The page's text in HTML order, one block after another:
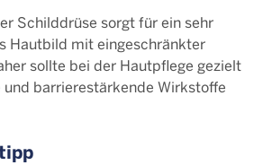
Schilddrüse sorgt für ein sehr
Hautbild mit eingeschränkter
sollte bei der Hautpflege gezielt
barrierestärkende Wirkstoffe